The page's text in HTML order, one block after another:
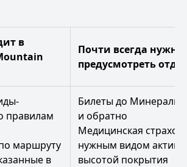
в
Почти всегда нужно
предусмотреть
правилам
маршруту
в
Билеты до
и обратно
Медицинская
нужным видом
высотой покрытия